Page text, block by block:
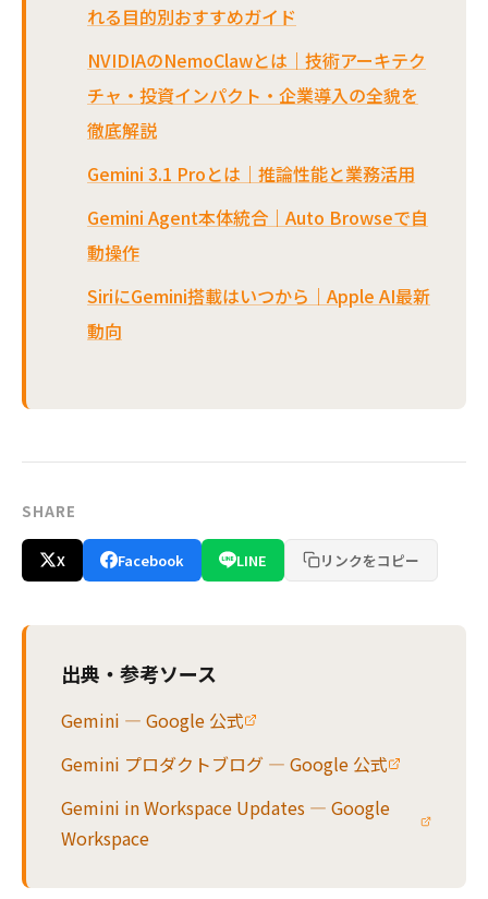
れる目的別おすすめガイド
NVIDIAのNemoClawとは｜技術アーキテク
チャ・投資インパクト・企業導入の全貌を
徹底解説
Gemini 3.1 Proとは｜推論性能と業務活用
Gemini Agent本体統合｜Auto Browseで自
動操作
SiriにGemini搭載はいつから｜Apple AI最新
動向
SHARE
X Facebook LINE リンクをコピー
出典・参考ソース
Gemini — Google 公式
Gemini プロダクトブログ — Google 公式
Gemini in Workspace Updates — Google
Workspace